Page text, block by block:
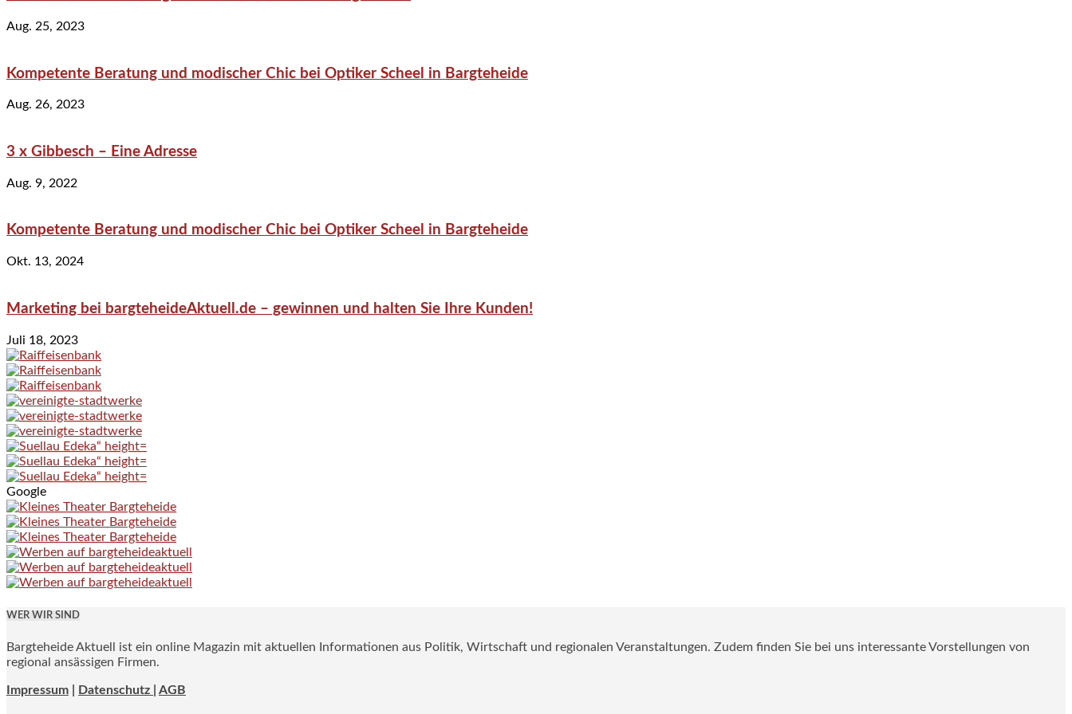
Aug. 25, 2023
Kompetente Beratung und modischer Chic bei Optiker Scheel in Bargteheide
Aug. 26, 2023
3 x Gibbesch – Eine Adresse
Aug. 9, 2022
Kompetente Beratung und modischer Chic bei Optiker Scheel in Bargteheide
Okt. 13, 2024
Marketing bei bargteheideAktuell.de – gewinnen und halten Sie Ihre Kunden!
Juli 18, 2023
Google
WER WIR SIND
Bargteheide Aktuell ist ein online Magazin mit aktuellen Informationen aus Politik, Wirtschaft und regionalen Veranstaltungen. Zudem finden Sie bei uns interessante Vorstellungen von
regional ansässigen Firmen.
Impressum Datenschutz | AGB